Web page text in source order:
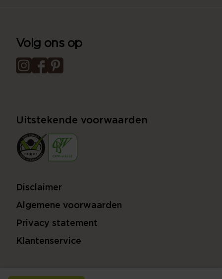
Volg ons op
Uitstekende voorwaarden
Disclaimer
Algemene voorwaarden
Privacy statement
Klantenservice